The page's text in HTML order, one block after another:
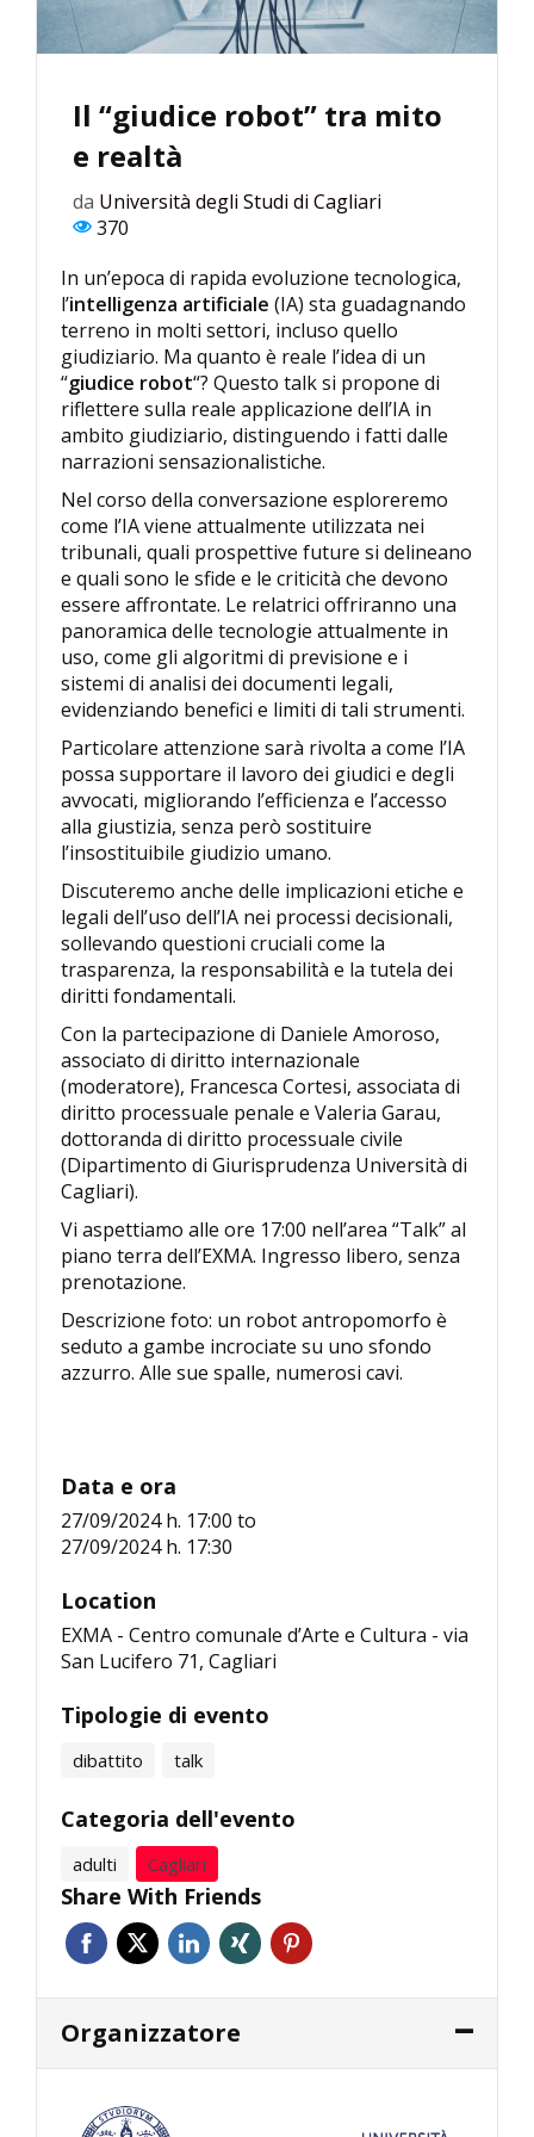
Il “giudice robot” tra mito
e realtà
da Università degli Studi di Cagliari
370
In un’epoca di rapida evoluzione tecnologica,
l’intelligenza artificiale (IA) sta guadagnando
terreno in molti settori, incluso quello
giudiziario. Ma quanto è reale l’idea di un
“giudice robot“? Questo talk si propone di
riflettere sulla reale applicazione dell’IA in
ambito giudiziario, distinguendo i fatti dalle
narrazioni sensazionalistiche.
Nel corso della conversazione esploreremo
come l’IA viene attualmente utilizzata nei
tribunali, quali prospettive future si delineano
e quali sono le sfide e le criticità che devono
essere affrontate. Le relatrici offriranno una
panoramica delle tecnologie attualmente in
uso, come gli algoritmi di previsione e i
sistemi di analisi dei documenti legali,
evidenziando benefici e limiti di tali strumenti.
Particolare attenzione sarà rivolta a come l’IA
possa supportare il lavoro dei giudici e degli
avvocati, migliorando l’efficienza e l’accesso
alla giustizia, senza però sostituire
l’insostituibile giudizio umano.
Discuteremo anche delle implicazioni etiche e
legali dell’uso dell’IA nei processi decisionali,
sollevando questioni cruciali come la
trasparenza, la responsabilità e la tutela dei
diritti fondamentali.
Con la partecipazione di Daniele Amoroso,
associato di diritto internazionale
(moderatore), Francesca Cortesi, associata di
diritto processuale penale e Valeria Garau,
dottoranda di diritto processuale civile
(Dipartimento di Giurisprudenza Università di
Cagliari).
Vi aspettiamo alle ore 17:00 nell’area “Talk” al
piano terra dell’EXMA. Ingresso libero, senza
prenotazione.
Descrizione foto: un robot antropomorfo è
seduto a gambe incrociate su uno sfondo
azzurro. Alle sue spalle, numerosi cavi.
Data e ora
27/09/2024 h. 17:00 to
27/09/2024 h. 17:30
Location
EXMA - Centro comunale d’Arte e Cultura - via
San Lucifero 71, Cagliari
Tipologie di evento
dibattito talk
Categoria dell'evento
adulti Cagliari
Share With Friends
Organizzatore